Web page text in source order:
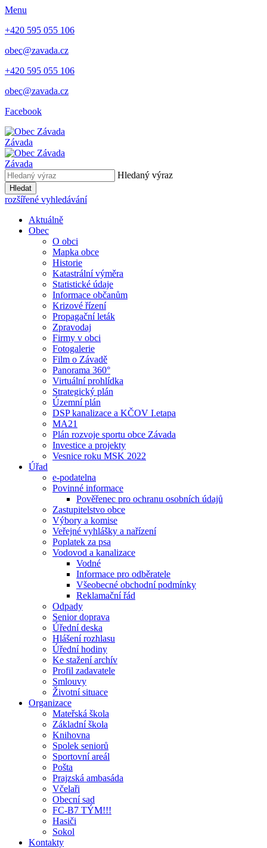
Menu
+420 595 055 106
obec@zavada.cz
+420 595 055 106
obec@zavada.cz
Facebook
Závada
Závada
Hledaný výraz
Hledat
rozšířené vyhledávání
Aktuálně
Obec
O obci
Mapka obce
Historie
Katastrální výměra
Statistické údaje
Informace občanům
Krizové řízení
Propagační leták
Zpravodaj
Firmy v obci
Fotogalerie
Film o Závadě
Panorama 360°
Virtuální prohlídka
Strategický plán
Územní plán
DSP kanalizace a KČOV I.etapa
MA21
Plán rozvoje sportu obce Závada
Investice a projekty
Vesnice roku MSK 2022
Úřad
e-podatelna
Povinné informace
Pověřenec pro ochranu osobních údajů
Zastupitelstvo obce
Výbory a komise
Veřejné vyhlášky a nařízení
Poplatek za psa
Vodovod a kanalizace
Vodné
Informace pro odběratele
Všeobecné obchodní podmínky
Reklamační řád
Odpady
Senior doprava
Úřední deska
Hlášení rozhlasu
Úřední hodiny
Ke stažení archív
Profil zadavatele
Smlouvy
Životní situace
Organizace
Mateřská škola
Základní škola
Knihovna
Spolek seniorů
Sportovní areál
Pošta
Prajzská ambasáda
Včelaři
Obecní sad
FC-B7 TÝM!!!
Hasiči
Sokol
Kontakty